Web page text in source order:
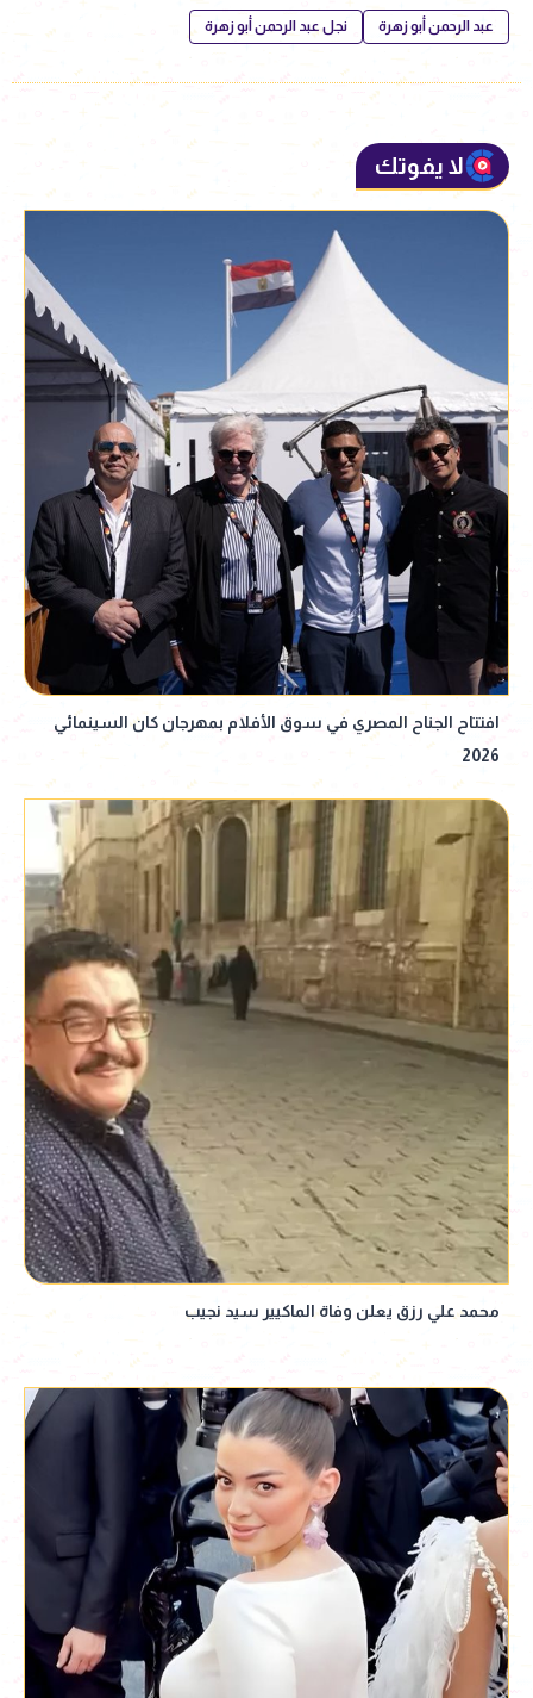
عبد الرحمن أبو زهرة نجل عبد الرحمن أبو زهرة
لا يفوتك
افتتاح الجناح المصري في سوق الأفلام بمهرجان كان السينمائي
2026
محمد علي رزق يعلن وفاة الماكيير سيد نجيب